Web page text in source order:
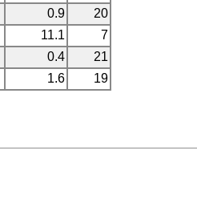
0.9
20
11.1
7
0.4
21
1.6 19